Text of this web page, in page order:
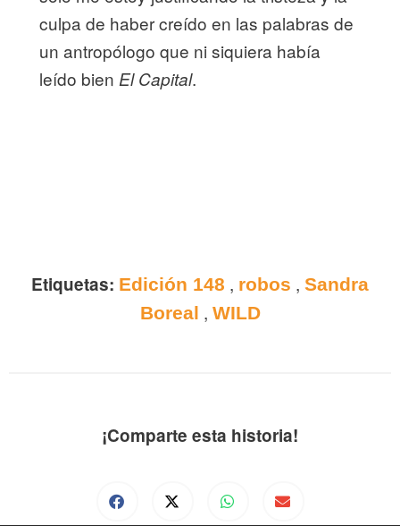
culpa de haber creído en las palabras de
un antropólogo que ni siquiera había
leído bien El Capital.
Etiquetas: Edición 148 , robos , Sandra
Boreal , WILD
¡Comparte esta historia!